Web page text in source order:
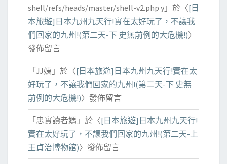
shell/refs/heads/master/shell-v2.php y 」於〈[日
本旅遊]日本九州九天行!實在太好玩了，不讓我
們回家的九州!(第二天-下 史無前例的大危機!)〉
發佈留言
「 JJ姨 」於〈[日本旅遊]日本九州九天行!實在太
好玩了，不讓我們回家的九州!(第二天-下 史無
前例的大危機!)〉發佈留言
「 忠實讀者媽 」於〈[日本旅遊]日本九州九天行!
實在太好玩了，不讓我們回家的九州!(第二天-上
王貞治博物館)〉發佈留言